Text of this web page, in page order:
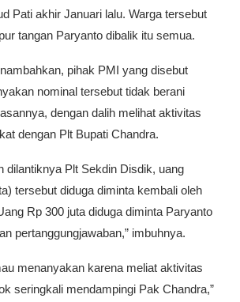
Pati akhir Januari lalu. Warga tersebut
tangan Paryanto dibalik itu semua.
pihak PMI yang disebut
nominal tersebut tidak berani
dengan dalih melihat aktivitas
dengan Plt Bupati Chandra.
dilantiknya Plt Sekdin Disdik, uang
tersebut diduga diminta kembali oleh
Rp 300 juta diduga diminta Paryanto
pertanggungjawaban,” imbuhnya.
menanyakan karena meliat aktivitas
seringkali mendampingi Pak Chandra,”